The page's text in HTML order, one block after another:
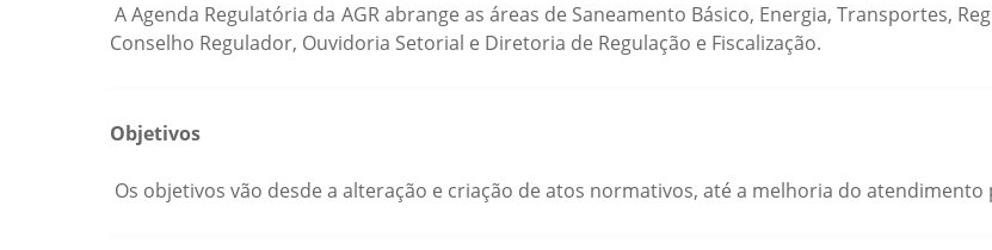
A Agenda Regulatória da AGR abrange as áreas de Saneamento Básico, Energia, Transportes,
Conselho Regulador, Ouvidoria Setorial e Diretoria de Regulação e Fiscalização.
Objetivos
Os objetivos vão desde a alteração e criação de atos normativos, até a melhoria do